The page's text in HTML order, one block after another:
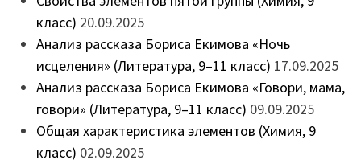
класс) 20.09.2025
Анализ рассказа Бориса Екимова «Ночь
исцеления» (Литература, 9–11 класс) 17.09.2025
Анализ рассказа Бориса Екимова «Говори, мама,
говори» (Литература, 9–11 класс) 09.09.2025
Общая характеристика элементов (Химия, 9
класс) 02.09.2025